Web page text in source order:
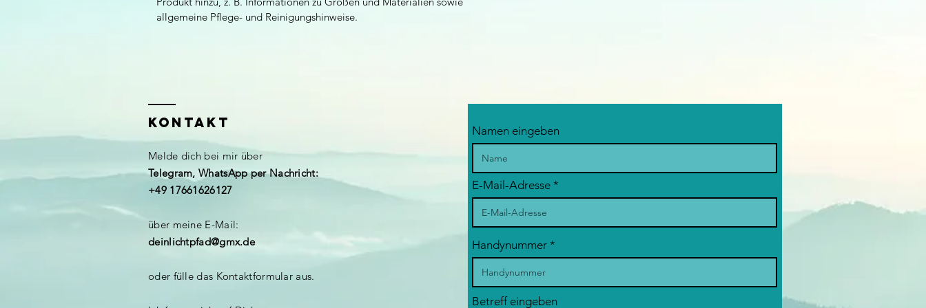
allgemeine Pflege- und Reinigungshinweise.
KONTAKT
​Melde dich bei mir über
Telegram, WhatsApp per Nachricht:
+49 17661626127
über meine E-Mail:
deinlichtpfad@gmx.de
oder fülle das Kontaktformular aus.
Namen eingeben
E-Mail-Adresse
Handynummer
Betreff eingeben